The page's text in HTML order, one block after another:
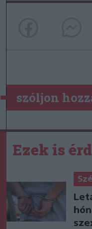
szóljon
Ezek is